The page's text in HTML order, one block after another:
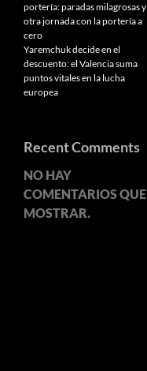
portería: paradas milagrosas y
otra jornada con la portería a
cero
Yaremchuk decide en el
descuento: el Valencia suma
puntos vitales en la lucha
europea
Recent Comments
NO HAY
COMENTARIOS QUE
MOSTRAR.